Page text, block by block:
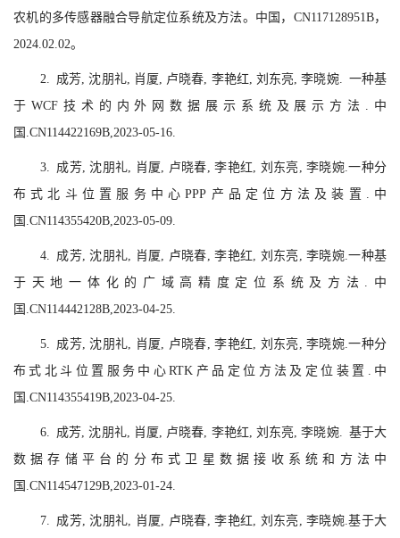
农机的多传感器融合导航定位系统及方法。中国，CN117128951B，
2024.02.02。
2. 成芳, 沈朋礼, 肖厦, 卢晓春, 李艳红, 刘东亮, 李晓婉. 一种基
于WCF技术的内外网数据展示系统及展示方法.中
国.CN114422169B,2023-05-16.
3. 成芳, 沈朋礼, 肖厦, 卢晓春, 李艳红, 刘东亮, 李晓婉.一种分
布式北斗位置服务中心PPP产品定位方法及装置.中
国.CN114355420B,2023-05-09.
4. 成芳, 沈朋礼, 肖厦, 卢晓春, 李艳红, 刘东亮, 李晓婉.一种基
于天地一体化的广域高精度定位系统及方法.中
国.CN114442128B,2023-04-25.
5. 成芳, 沈朋礼, 肖厦, 卢晓春, 李艳红, 刘东亮, 李晓婉.一种分
布式北斗位置服务中心RTK产品定位方法及定位装置.中
国.CN114355419B,2023-04-25.
6. 成芳, 沈朋礼, 肖厦, 卢晓春, 李艳红, 刘东亮, 李晓婉. 基于大
数据存储平台的分布式卫星数据接收系统和方法中
国.CN114547129B,2023-01-24.
7. 成芳, 沈朋礼, 肖厦, 卢晓春, 李艳红, 刘东亮, 李晓婉.基于大